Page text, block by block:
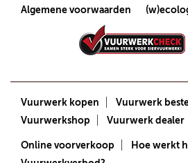
Algemene voorwaarden
Vuurwerk kopen
Vuurwerk
Vuurwerkshop
Vuurwerk dealer
Online voorverkoop
Hoe werkt